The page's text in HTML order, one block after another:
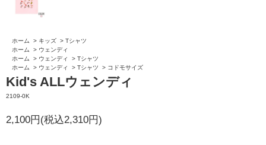
ホーム > キッズ > Tシャツ
ホーム
> ウェンディ
ホーム
> ウェンディ > Tシャツ
ホーム
> ウェンディ > Tシャツ > コドモサイズ
Kid's ALLウェンディ
2109-0K
2,100円(税込2,310円)